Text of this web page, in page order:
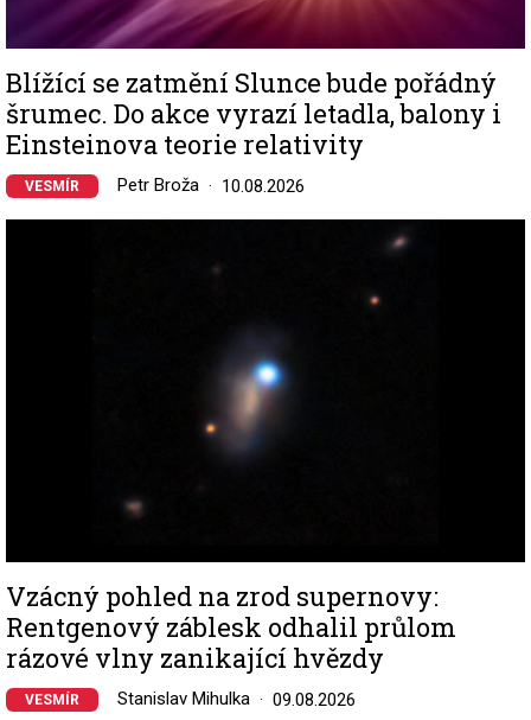
Blížící se zatmění Slunce bude pořádný
šrumec. Do akce vyrazí letadla, balony i
Einsteinova teorie relativity
VESMÍR Petr Broža 10.08.2026
Vzácný pohled na zrod supernovy:
Rentgenový záblesk odhalil průlom
rázové vlny zanikající hvězdy
VESMÍR Stanislav Mihulka 09.08.2026